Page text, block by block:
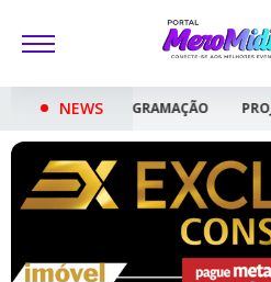
NEWSPROJETO ITINERANTE DO